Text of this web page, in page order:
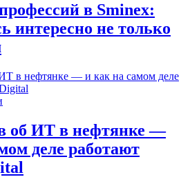
в Sminex:
интересно не только
об ИТ в нефтянке —
деле работают